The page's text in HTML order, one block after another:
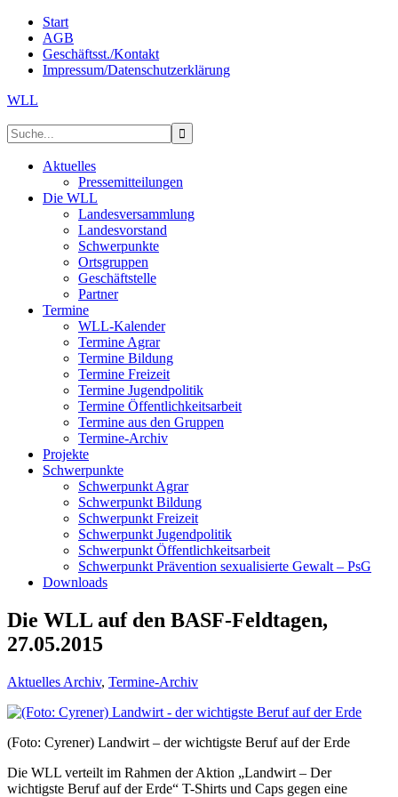
Start
AGB
Geschäftsst./Kontakt
Impressum/Datenschutzerklärung
WLL
Aktuelles
Pressemitteilungen
Die WLL
Landesversammlung
Landesvorstand
Schwerpunkte
Ortsgruppen
Geschäftstelle
Partner
Termine
WLL-Kalender
Termine Agrar
Termine Bildung
Termine Freizeit
Termine Jugendpolitik
Termine Öffentlichkeitsarbeit
Termine aus den Gruppen
Termine-Archiv
Projekte
Schwerpunkte
Schwerpunkt Agrar
Schwerpunkt Bildung
Schwerpunkt Freizeit
Schwerpunkt Jugendpolitik
Schwerpunkt Öffentlichkeitsarbeit
Schwerpunkt Prävention sexualisierte Gewalt – PsG
Downloads
Die WLL auf den BASF-Feldtagen,
27.05.2015
Aktuelles Archiv, Termine-Archiv
(Foto: Cyrener) Landwirt – der wichtigste Beruf auf der Erde
Die WLL verteilt im Rahmen der Aktion „Landwirt – Der
wichtigste Beruf auf der Erde“ T-Shirts und Caps gegen eine